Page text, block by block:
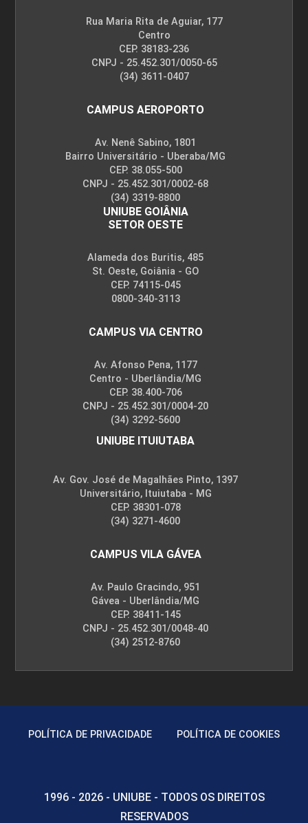
Rua Maria Rita de Aguiar, 177
Centro
CEP. 38183-236
CNPJ - 25.452.301/0050-65
(34) 3611-0407
CAMPUS AEROPORTO
Av. Nenê Sabino, 1801
Bairro Universitário - Uberaba/MG
CEP. 38.055-500
CNPJ - 25.452.301/0002-68
(34) 3319-8800
UNIUBE GOIÂNIA
SETOR OESTE
Alameda dos Buritis, 485
St. Oeste, Goiânia - GO
CEP. 74115-045
0800-340-3113
CAMPUS VIA CENTRO
Av. Afonso Pena, 1177
Centro - Uberlândia/MG
CEP. 38.400-706
CNPJ - 25.452.301/0004-20
(34) 3292-5600
UNIUBE ITUIUTABA
Av. Gov. José de Magalhães Pinto, 1397
Universitário, Ituiutaba - MG
CEP. 38301-078
(34) 3271-4600
CAMPUS VILA GÁVEA
Av. Paulo Gracindo, 951
Gávea - Uberlândia/MG
CEP. 38411-145
CNPJ - 25.452.301/0048-40
(34) 2512-8760
POLÍTICA DE PRIVACIDADE POLÍTICA DE COOKIES
1996 - 2026 - UNIUBE - TODOS OS DIREITOS
RESERVADOS